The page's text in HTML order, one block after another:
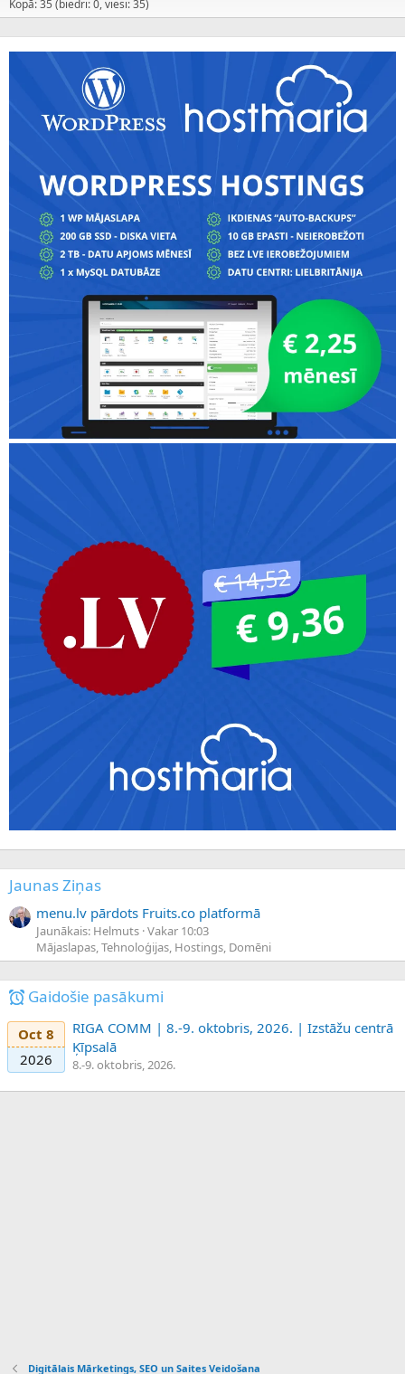
Kopā: 35 (biedri: 0, viesi: 35)
Jaunas Ziņas
menu.lv pārdots Fruits.co platformā
Jaunākais: Helmuts Vakar 10:03
Mājaslapas, Tehnoloģijas, Hostings, Domēni
Gaidošie pasākumi
Oct 8
2026
RIGA COMM | 8.-9. oktobris, 2026. | Izstāžu centrā
Ķīpsalā
8.-9. oktobris, 2026.
Digitālais Mārketings, SEO un Saites Veidošana